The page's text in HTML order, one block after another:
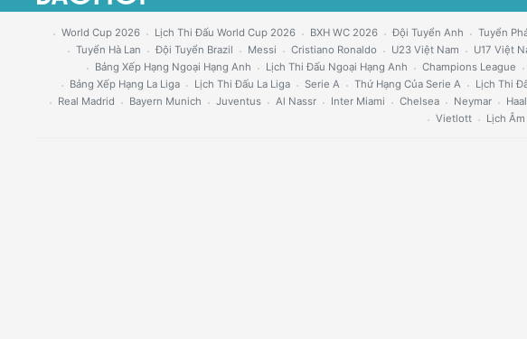
World Cup 2026 Lịch Thi Đấu World Cup 2026 BXH WC 2026 Đội Tuyển Anh Tuyển
Tuyển Hà Lan
Đội Tuyển Brazil Messi Cristiano Ronaldo U23 Việt Nam U17 Việt
Bảng Xếp Hạng Ngoại Hạng Anh
Lịch Thi Đấu Ngoại Hạng Anh Champions League
Bảng Xếp Hạng La Liga
Lịch Thi Đấu La Liga Serie A Thứ Hạng Của Serie A Lịch Thi
Real Madrid
Bayern Munich Juventus Al Nassr Inter Miami Chelsea Neymar
Vietlott
Lịch Âm